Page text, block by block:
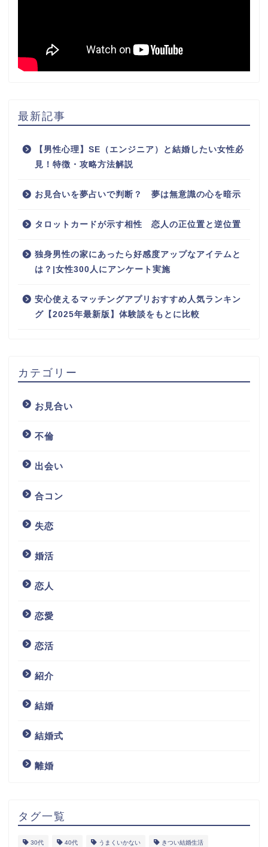
最新記事
【男性心理】SE（エンジニア）と結婚したい女性必
見！特徴・攻略方法解説
お見合いを夢占いで判断？ 夢は無意識の心を暗示
タロットカードが示す相性 恋人の正位置と逆位置
独身男性の家にあったら好感度アップなアイテムと
は？|女性300人にアンケート実施
安心使えるマッチングアプリおすすめ人気ランキン
グ【2025年最新版】体験談をもとに比較
カテゴリー
お見合い
不倫
出会い
合コン
失恋
婚活
恋人
恋愛
恋活
紹介
結婚
結婚式
離婚
タグ一覧
30代 40代 うまくいかない きつい結婚生活